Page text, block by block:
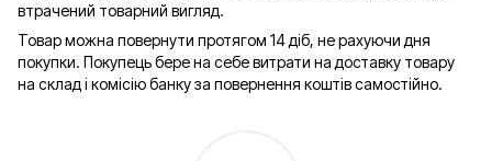
втрачений товарний вигляд.
Товар можна повернути протягом 14 діб, не рахуючи дня
покупки. Покупець бере на себе витрати на доставку товару
на склад і комісію банку за повернення коштів самостійно.